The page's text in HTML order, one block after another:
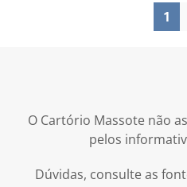
1
O Cartório Massote não
pelos
Dúvidas, consulte as